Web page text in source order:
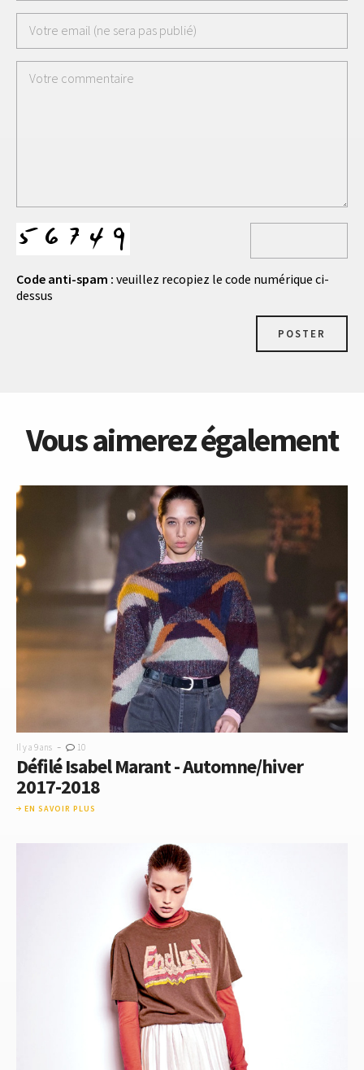
Code anti-spam : veuillez recopiez le code numérique ci-
dessus
POSTER
Vous aimerez également
Il y a 9 ans - 10
Défilé Isabel Marant - Automne/hiver
2017-2018
EN SAVOIR PLUS